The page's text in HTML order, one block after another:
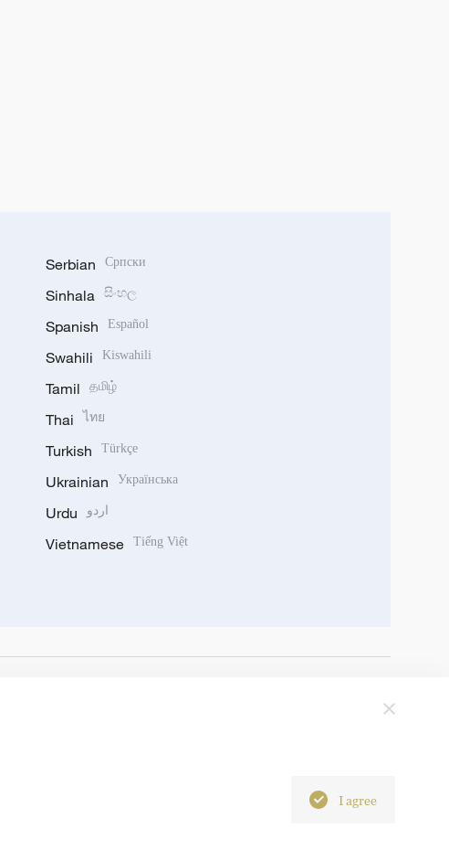
Serbian Српски
Sinhala සිංහල
Spanish Español
Swahili Kiswahili
Tamil தமிழ்
Thai ไทย
Turkish Türkçe
Ukrainian Українська
Urdu اردو
Vietnamese Tiếng Việt
I agree